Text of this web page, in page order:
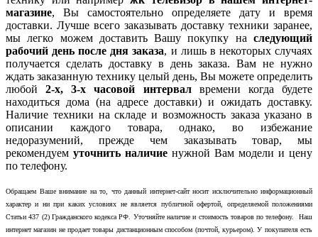
магазине, Вы самостоятельно определяете дату и время
доставки. Лучше всего заказывать доставку техники заранее,
мы легко можем доставить Вашу покупку на следующий
рабочий день после дня заказа, и лишь в некоторых случаях
получается сделать доставку в день заказа. Вам не нужно
ждать заказанную технику целый день, Вы можете определить
любой2-х, 3-х часовой интервалвремени когда будете
находиться дома (на адресе доставки) и ожидать доставку.
Наличие техники на складе и возможность заказа указано в
описании каждого товара, однако, во избежание
недоразумений, прежде чем заказывать товар, мы
рекомендуем уточнить наличие нужной Вам модели и цену
по телефону.
Обращаем Ваше внимание на то, что данный интернет-сайт носит исключительно информационный
характер и ни при каких условиях не является публичной офертой, определяемой положениями
Статьи 437 (2) Гражданского кодекса РФ. Уточняйте наличие и стоимость товаров по телефону. Наш
интернет магазин не продает товары дистанционным способом (почтой, курьером). У покупателя есть